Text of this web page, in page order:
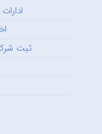
ثبت